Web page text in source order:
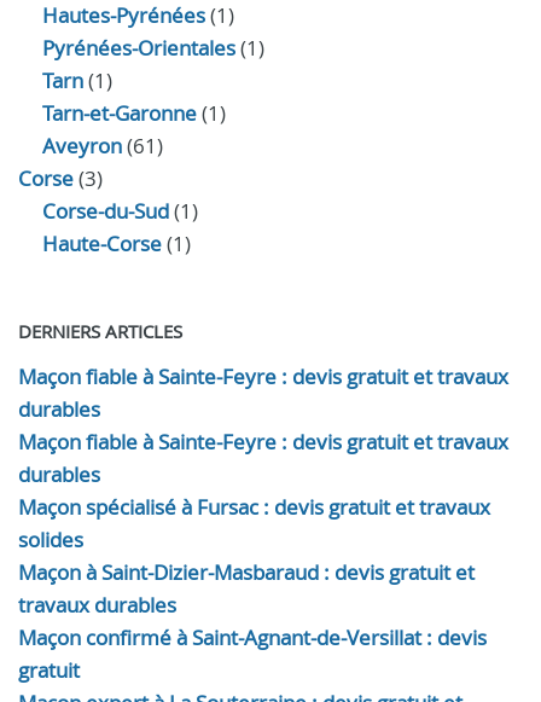
Hautes-Pyrénées(1)
Pyrénées-Orientales(1)
Tarn(1)
Tarn-et-Garonne(1)
Aveyron(61)
Corse(3)
Corse-du-Sud(1)
Haute-Corse(1)
DERNIERS ARTICLES
Maçon fiable à Sainte-Feyre : devis gratuit et travaux
durables
Maçon fiable à Sainte-Feyre : devis gratuit et travaux
durables
Maçon spécialisé à Fursac : devis gratuit et travaux
solides
Maçon à Saint-Dizier-Masbaraud : devis gratuit et
travaux durables
Maçon confirmé à Saint-Agnant-de-Versillat : devis
gratuit